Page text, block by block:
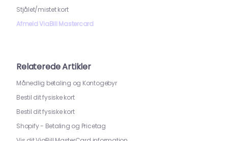
Stjålet/mistet kort
Afmeld ViaBill Mastercard
Relaterede Artikler
Månedlig betaling og Kontogebyr
Bestil dit fysiske kort
Bestil dit fysiske kort
Shopify - Betaling og Pricetag